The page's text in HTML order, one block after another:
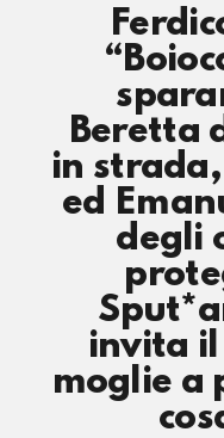
Beretta
in
ed
degli
invita il
moglie a